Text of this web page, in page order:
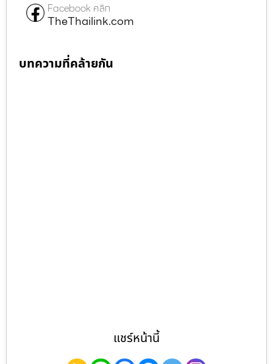
Facebook คลิก
TheThailink.com
บทความที่คล้ายกัน
แชร์หน้านี้